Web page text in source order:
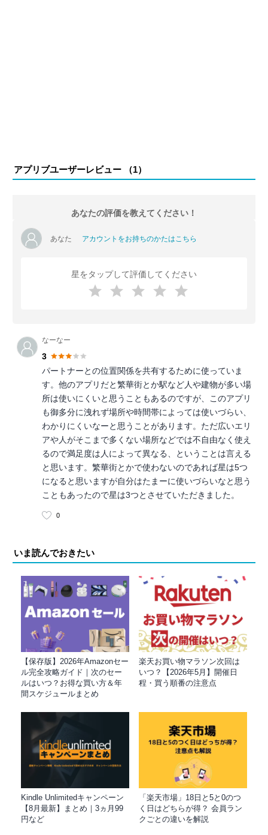
アプリブユーザーレビュー （1）
あなたの評価を教えてください！
あなた アカウントをお持ちのかたはこちら
星をタップして評価してください
なーなー
3
パートナーとの位置関係を共有するために使っていま
す。他のアプリだと繁華街とか駅など人や建物が多い場
所は使いにくいと思うこともあるのですが、このアプリ
も御多分に洩れず場所や時間帯によっては使いづらい、
わかりにくいなーと思うことがあります。ただ広いエリ
アや人がそこまで多くない場所などでは不自由なく使え
るので満足度は人によって異なる、ということは言える
と思います。繁華街とかで使わないのであれば星は5つ
になると思いますが自分はたまーに使いづらいなと思う
こともあったので星は3つとさせていただきました。
0
いま読んでおきたい
【保存版】2026年Amazonセー
ル完全攻略ガイド｜次のセー
ルはいつ？お得な買い方＆年
間スケジュールまとめ
楽天お買い物マラソン次回は
いつ？【2026年5月】開催日
程・買う順番の注意点
Kindle Unlimitedキャンペーン
【8月最新】まとめ｜3ヵ月99
円など
「楽天市場」18日と5と0のつ
く日はどちらが得？ 会員ラン
クごとの違いを解説